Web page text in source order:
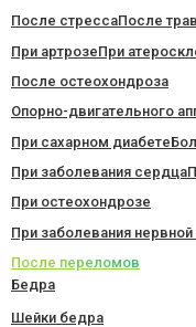
После стрессаПосле
При артрозеПри
После остеохондроза
Опорно-двигательного
При сахарном диабете
При заболевания сердца
При остеохондрозе
При заболевания
После переломов
Бедра
Шейки бедра